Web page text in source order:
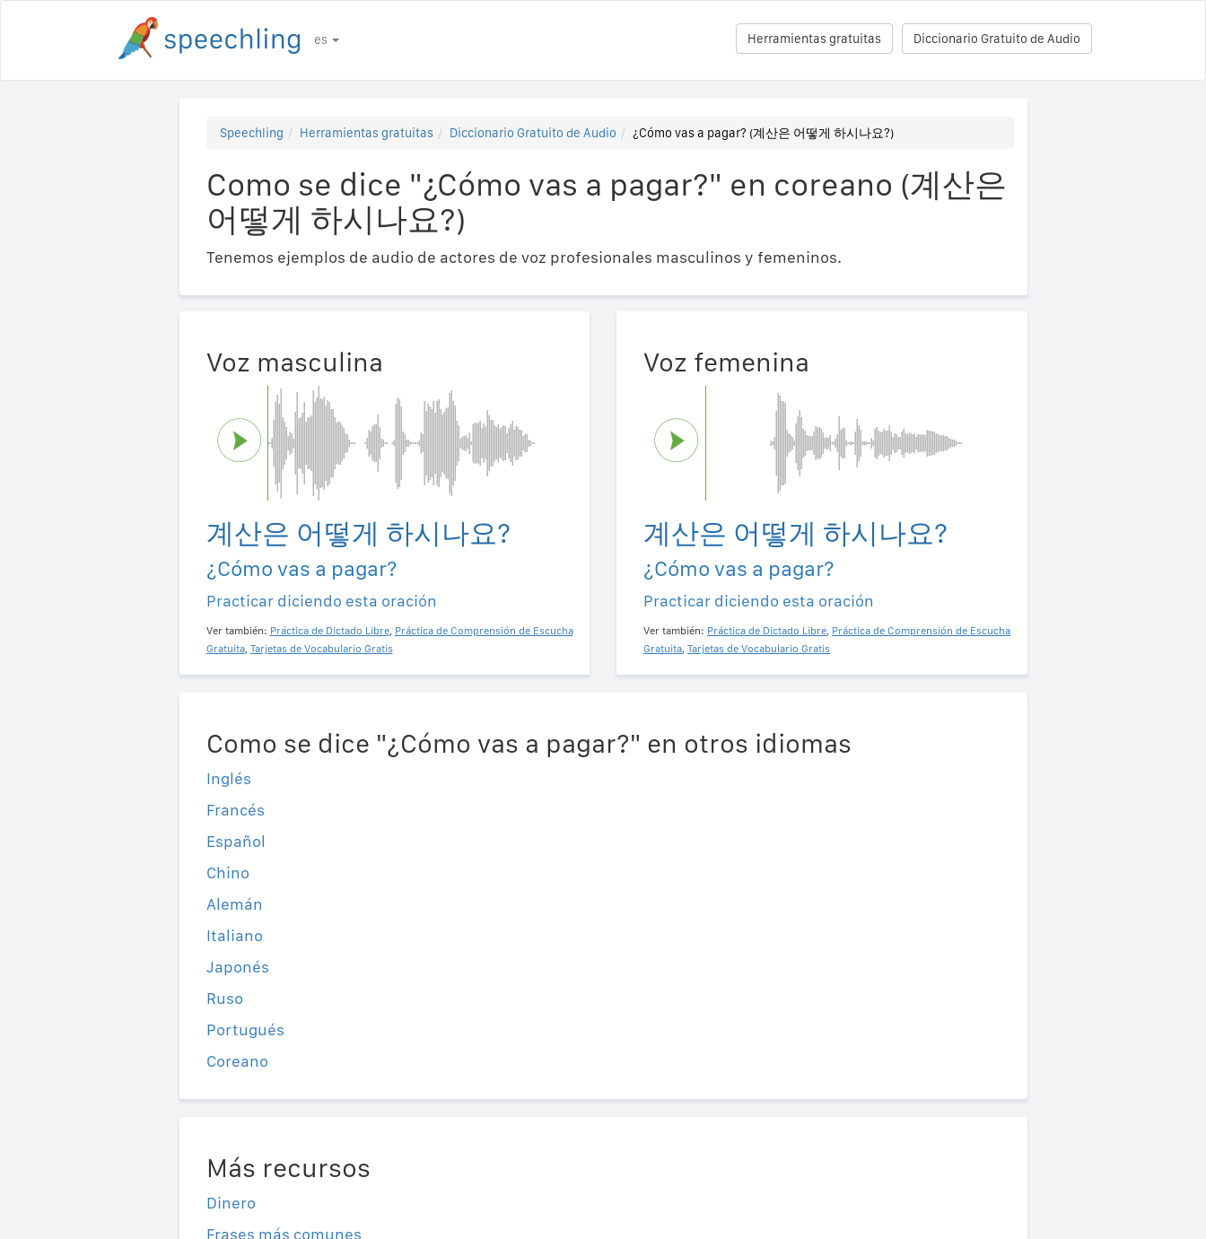
es Diccionario Gratuito de Audio
Herramientas gratuitas
Speechling Herramientas gratuitas Diccionario Gratuito de Audio ¿Cómo vas a pagar? (계산은 어떻게 하시나요?)
Como se dice "¿Cómo vas a pagar?" en coreano (계산은
어떻게 하시나요?)
Tenemos ejemplos de audio de actores de voz profesionales masculinos y femeninos.
Voz masculina
계산은 어떻게 하시나요?
¿Cómo vas a pagar?
Practicar diciendo esta oración
Ver también: Práctica de Dictado Libre, Práctica de Comprensión de Escucha
Gratuita, Tarjetas de Vocabulario Gratis
Voz femenina
계산은 어떻게 하시나요?
¿Cómo vas a pagar?
Practicar diciendo esta oración
Ver también: Práctica de Dictado Libre, Práctica de Comprensión de Escucha
Gratuita, Tarjetas de Vocabulario Gratis
Como se dice "¿Cómo vas a pagar?" en otros idiomas
Inglés
Francés
Español
Chino
Alemán
Italiano
Japonés
Ruso
Portugués
Coreano
Más recursos
Dinero
Frases más comunes